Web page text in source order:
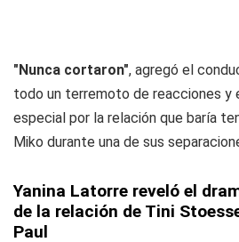
"Nunca cortaron", agregó el
todo un terremoto de reacciones y
especial por la relación que baría
Miko durante una de sus
Yanina Latorre reveló el
de la relación de Tini
Paul